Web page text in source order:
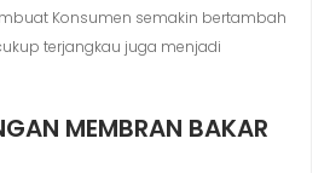
Konsumen semakin bertambah
terjangkau juga menjadi
MEMBRAN BAKAR